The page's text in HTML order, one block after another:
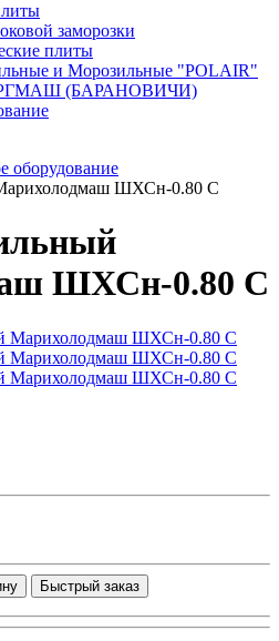
заморозки
плиты
и Морозильные "POLAIR"
(БАРАНОВИЧИ)
оборудование
ШХСн-0.80 С
ШХСн-0.80 С
Быстрый заказ